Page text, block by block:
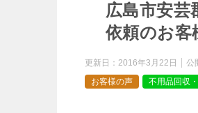
広島市安
依頼のお客
更新日： 2016年3月22日 公
お客様の声
不用品回収